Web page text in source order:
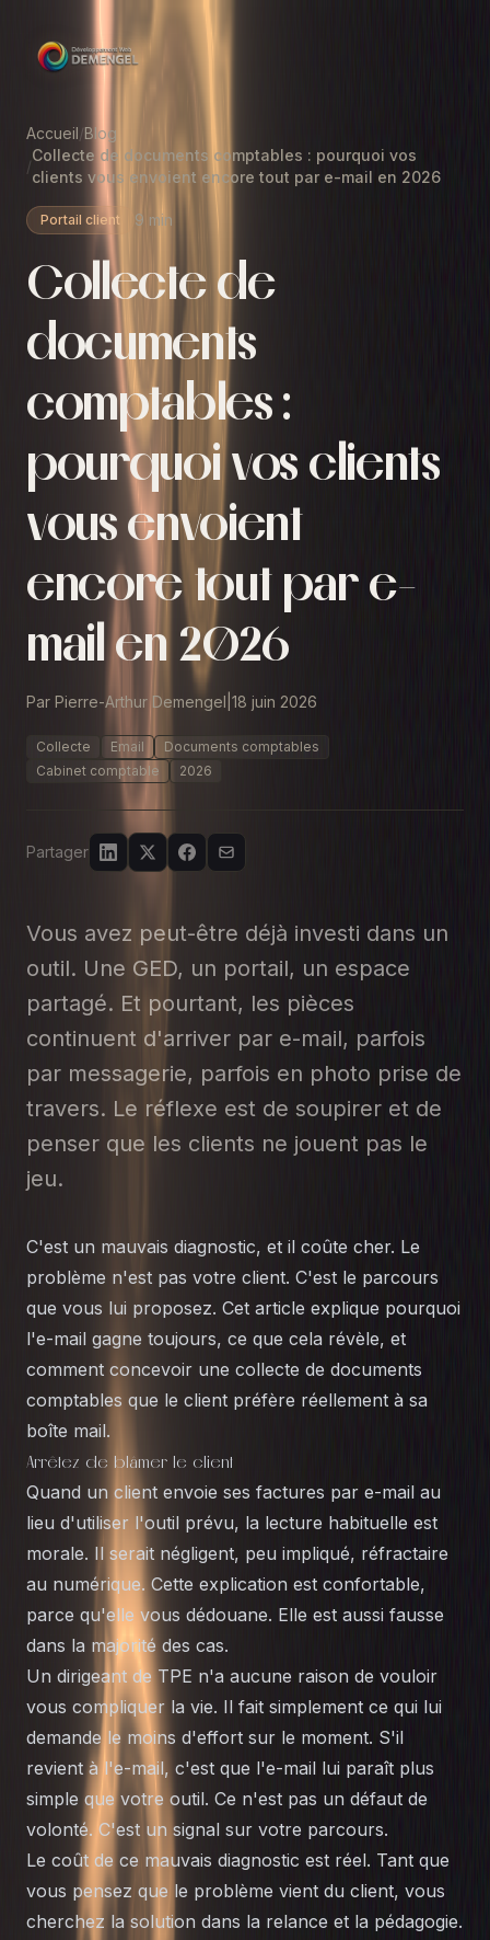
Accueil/Blog
/
Collecte de documents comptables : pourquoi vos
clients vous envoient encore tout par e-mail en 2026
Portail client 9 min
Collecte de
documents
comptables :
pourquoi vos clients
vous envoient
encore tout par e-
mail en 2026
Par Pierre-Arthur Demengel 18 juin 2026
Collecte Email
Documents comptables
Cabinet comptable
2026
Partager
Vous avez peut-être déjà investi dans un
outil. Une GED, un portail, un espace
partagé. Et pourtant, les pièces
continuent d'arriver par e-mail, parfois
par messagerie, parfois en photo prise de
travers. Le réflexe est de soupirer et de
penser que les clients ne jouent pas le
jeu.
C'est un mauvais diagnostic, et il coûte cher. Le
problème n'est pas votre client. C'est le parcours
que vous lui proposez. Cet article explique pourquoi
l'e-mail gagne toujours, ce que cela révèle, et
comment concevoir une collecte de documents
comptables que le client préfère réellement à sa
boîte mail.
Arrêtez de blâmer le client
Quand un client envoie ses factures par e-mail au
lieu d'utiliser l'outil prévu, la lecture habituelle est
morale. Il serait négligent, peu impliqué, réfractaire
au numérique. Cette explication est confortable,
parce qu'elle vous dédouane. Elle est aussi fausse
dans la majorité des cas.
Un dirigeant de TPE n'a aucune raison de vouloir
vous compliquer la vie. Il fait simplement ce qui lui
demande le moins d'effort sur le moment. S'il
revient à l'e-mail, c'est que l'e-mail lui paraît plus
simple que votre outil. Ce n'est pas un défaut de
volonté. C'est un signal sur votre parcours.
Le coût de ce mauvais diagnostic est réel. Tant que
vous pensez que le problème vient du client, vous
cherchez la solution dans la relance et la pédagogie.